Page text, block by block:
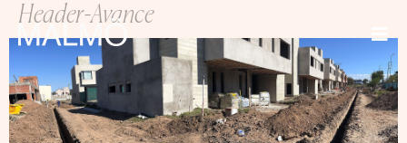
Header-Avance